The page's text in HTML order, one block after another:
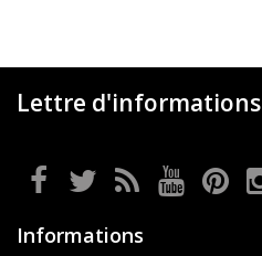
Lettre d'informations
Informations